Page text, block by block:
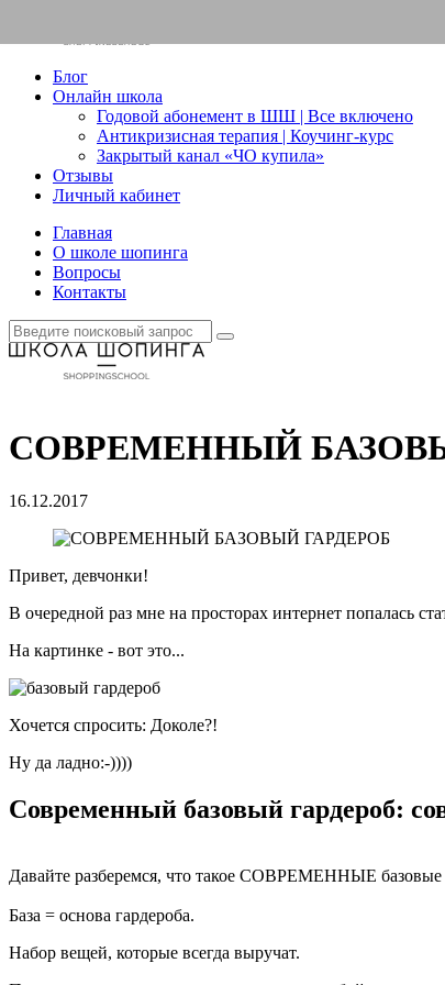
Блог
Онлайн школа
Годовой абонемент в ШШ | Все включено
Антикризисная терапия | Коучинг-курс
Закрытый канал «ЧО купила»
Отзывы
Личный кабинет
Главная
О школе шопинга
Вопросы
Контакты
СОВРЕМЕННЫЙ
16.12.2017
Привет, девчонки!
В очередной раз мне на просторах интернет попалась
На картинке - вот это...
Хочется спросить: Доколе?!
Ну да ладно:-))))
Современный базовый гардероб:
Давайте разберемся, что такое СОВРЕМЕННЫЕ
База = основа гардероба.
Набор вещей, которые всегда выручат.